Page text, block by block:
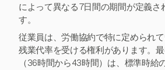
によって異なる7日間の期間が定義さ
す。
従業員は、労働協約で特に定められ
残業代率を受ける権利があります。
（36時間から43時間）は、標準時給